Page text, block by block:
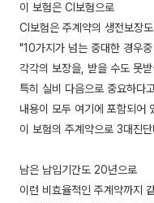
이 보험은 CI보험으로
CI보험은 주계약의 생전보장
"10가지가 넘는 중대한 경우
각각의 보장을, 받을 수도 못
특히 실비 다음으로 중요하다
내용이 모두 여기에 포함되어
이 보험의 주계약으로 3대진
남은 납입기간도 20년으로
이런 비효율적인 주계약까지